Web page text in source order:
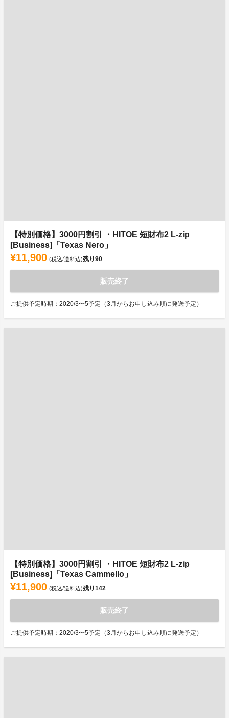
【特別価格】3000円割引 ・HITOE 短財布2 L-zip
[Business]「Texas Nero」
¥11,900 (税込/送料込)残り90
販売終了
ご提供予定時期：2020/3〜5予定（3月からお申し込み順に発送予定）
【特別価格】3000円割引 ・HITOE 短財布2 L-zip
[Business]「Texas Cammello」
¥11,900 (税込/送料込)残り142
販売終了
ご提供予定時期：2020/3〜5予定（3月からお申し込み順に発送予定）